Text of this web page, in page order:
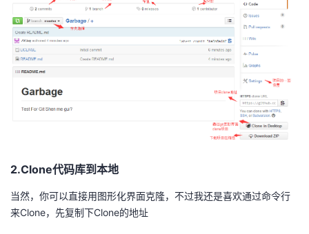
2.Clone代码库到本地
当然，你可以直接用图形化界面克隆，不过我还是喜欢通过命令行
来Clone，先复制下Clone的地址